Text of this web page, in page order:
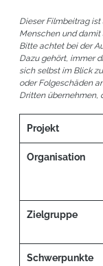
Dieser Filmbeitrag ist
Menschen und
Bitte achtet bei der
Dazu gehört, immer
sich selbst im Blick
oder Folgeschäden
Dritten übernehmen,
Projekt
Organisation
Zielgruppe
Schwerpunkte